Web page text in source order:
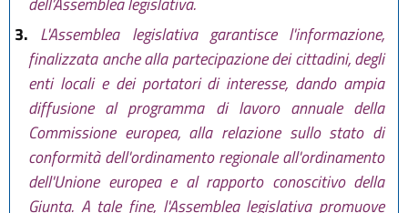
3. L'Assemblea legislativa garantisce l'informazione,
finalizzata anche alla partecipazione dei cittadini, degli
enti locali e dei portatori di interesse, dando ampia
diffusione al programma di lavoro annuale della
Commissione europea, alla relazione sullo stato di
conformità dell'ordinamento regionale all'ordinamento
dell'Unione europea e al rapporto conoscitivo della
Giunta. A tale fine, l'Assemblea legislativa promuove